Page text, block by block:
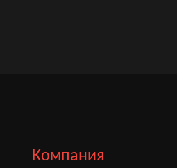
Компания